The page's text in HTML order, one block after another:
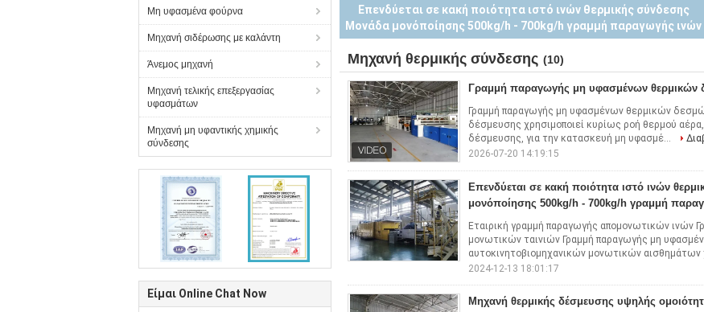
Μη υφασμένα φούρνα
Μηχανή σιδέρωσης με καλάντη
Άνεμος μηχανή
Μηχανή τελικής επεξεργασίας
υφασμάτων
Μηχανή μη υφαντικής χημικής
σύνδεσης
Είμαι Online Chat Now
Επενδύεται σε κακή ποιότητα ιστό ινών θερμικής σύνδεσης
Μονάδα μονόποίησης 500kg/h - 700kg/h γραμμή παραγωγής ινών
Μηχανή θερμικής σύνδεσης (10)
Γραμμή παραγωγής μη υφασμένων θερμικών
Γραμμή παραγωγής μη υφασμένων θερμικών
δέσμευσης χρησιμοποιεί κυρίως ροή θερμού
δέσμευσης, για την κατασκευή μη υφασμέ...
2026-07-20 14:19:15
Επενδύεται σε κακή ποιότητα ιστό ινών
μονόποίησης 500kg/h - 700kg/h γραμμή
Εταιρική γραμμή παραγωγής απομονωτικών ινών
μονωτικών ταινιών Γραμμή παραγωγής μη
αυτοκινητοβιομηχανικών μονωτικών αισθημάτων
2024-12-13 18:01:17
Μηχανή θερμικής δέσμευσης υψηλής